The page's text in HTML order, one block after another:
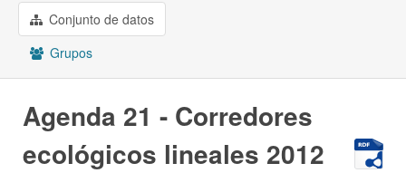
Grupos
Conjunto de datos
Grupos
Agenda 21 - Corredores
ecológicos lineales 2012